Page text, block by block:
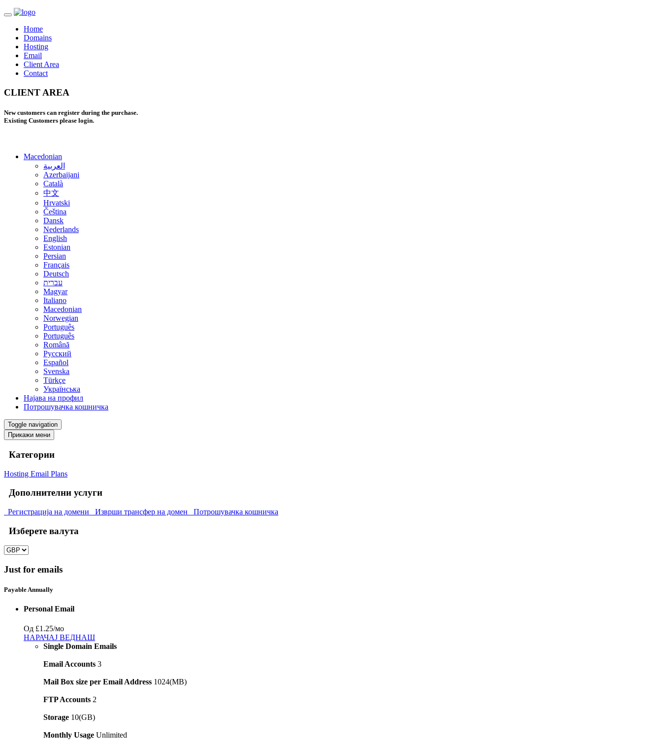
Home
Domains
Hosting
Email
Client Area
Contact
CLIENT AREA
New customers can register during the purchase.
Existing Customers please login.
Macedonian
العربية
Azerbaijani
Català
中文
Hrvatski
Čeština
Dansk
Nederlands
English
Estonian
Persian
Français
Deutsch
עברית
Magyar
Italiano
Macedonian
Norwegian
Português
Português
Română
Русский
Español
Svenska
Türkçe
Українська
Најава на профил
Потрошувачка кошничка
Toggle navigation
Прикажи мени
Категории
Hosting Email Plans
Дополнителни услуги
Регистрација на домени Изврши трансфер на домен Потрошувачка кошничка
Изберете валута
Just for emails
Payable Annually
Personal Email
Од £1.25/мо
НАРАЧАЈ ВЕДНАШ
Single Domain Emails
Email Accounts 3
Mail Box size per Email Address 1024(MB)
FTP Accounts 2
Storage 10(GB)
Monthly Usage Unlimited